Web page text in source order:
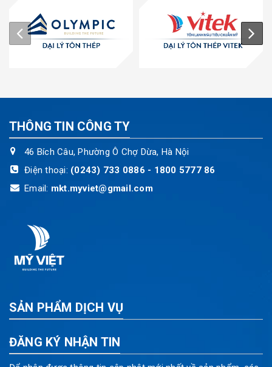
THÔNG TIN CÔNG TY
46 Bích Câu, Phường Ô Chợ Dừa, Hà Nội
Điện thoại: (0243) 733 0886 - 1800 5777 86
Email: mkt.myviet@gmail.com
SẢN PHẨM DỊCH VỤ
ĐĂNG KÝ NHẬN TIN